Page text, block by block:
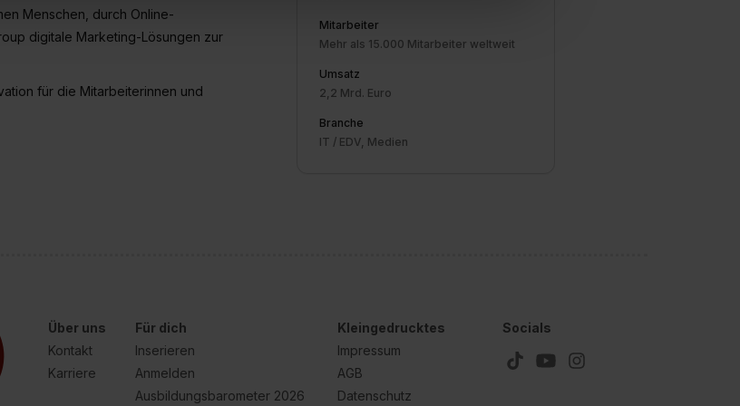
über die Checkboxen und klick auf „Auswahl erlauben“. Die
Kategorien „Präferenzen“, „Statistiken“ und „Social Media und Marketing“
deiner Daten in die USA (Art. 49 Abs. 1 S. 1 lit. a) DS-GVO). Die USA
(EuGH – Schrems II). Du kannst die von dir erteilte Einwilligung
teilweise über unsere Datenschutzerklärung unter dem Punkt
Mitarbeiter
Mehr als 15.000 Mitarbeiter weltweit
Umsatz
2,2 Mrd. Euro
Branche
IT / EDV, Medien
Menschen, durch Online-
digitale Marketing-Lösungen zur
für die Mitarbeiterinnen und
Über uns
Kontakt
Karriere
Für dich
Inserieren
Anmelden
Ausbildungsbarometer 2026
Kleingedrucktes
Impressum
AGB
Datenschutz
Socials